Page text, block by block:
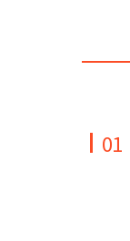
よくあるご質問 01